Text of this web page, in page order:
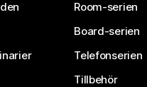
Room-serien
Board-serien
Telefonserien
Tillbehör